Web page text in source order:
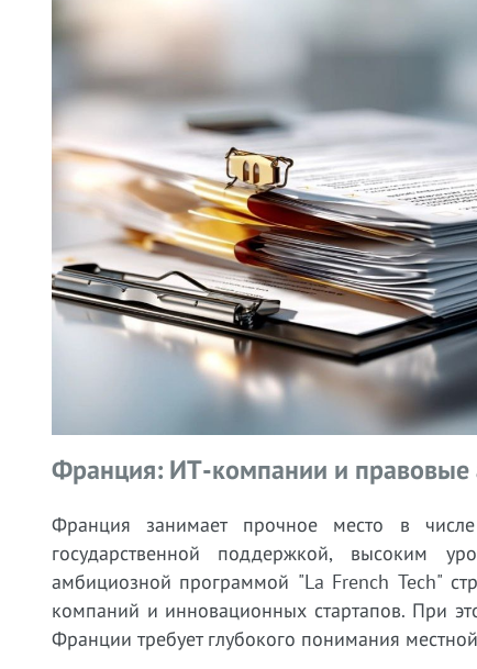
Франция: ИТ-компании и правовые
Франция занимает прочное место в
государственной поддержкой, высоким
амбициозной программой "La French Tech"
компаний и инновационных стартапов. При
Франции требует глубокого понимания